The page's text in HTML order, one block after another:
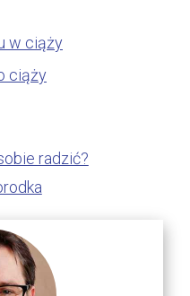
w ciąży
ciąży
radzić?